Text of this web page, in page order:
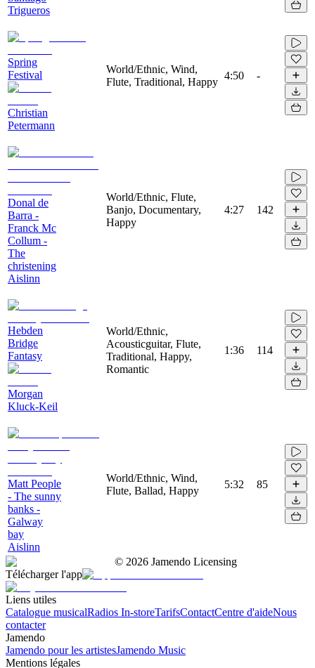
Trigueros
Spring
Festival
Christian
Petermann
World/Ethnic, Wind,
Flute, Traditional, Happy
4:50 -
Donal de
Barra -
Franck Mc
Collum -
The
christening
Aislinn
World/Ethnic, Flute,
Banjo, Documentary,
Happy
4:27 142
Hebden
Bridge
Fantasy
Morgan
Kluck-Keil
World/Ethnic,
Acousticguitar, Flute,
Traditional, Happy,
Romantic
1:36 114
Matt People
- The sunny
banks -
Galway
bay
Aislinn
World/Ethnic, Wind,
Flute, Ballad, Happy
5:32 85
© 2026 Jamendo Licensing
Télécharger l'app
Liens utiles
Catalogue musicalRadios In-storeTarifsContactCentre d'aideNous
contacter
Jamendo
Jamendo pour les artistesJamendo Music
Mentions légales